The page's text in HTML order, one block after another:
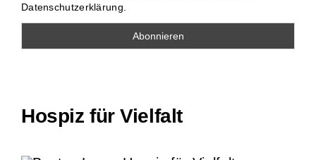
Datenschutzerklärung.
Hospiz für Vielfalt